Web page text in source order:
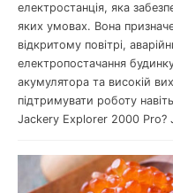
електростанція, яка
яких умовах. Вона
відкритому повітрі,
електропостачання
акумулятора та високій
підтримувати роботу
Jackery Explorer 2000